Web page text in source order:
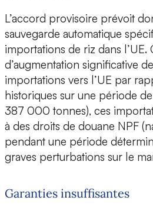
L’accord provisoire prévoit
sauvegarde automatique
importations de riz dans
d’augmentation significative
importations vers l’UE par
historiques sur une période
387 000 tonnes), ces
à des droits de douane NPF
pendant une période
graves perturbations sur le
Garanties insuffisantes